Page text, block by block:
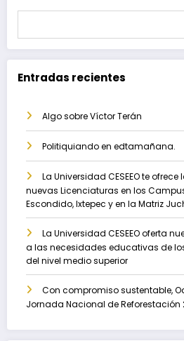
Entradas recientes
Algo sobre Víctor Terán
Politiquiando en edtamañana.
La Universidad CESEEO te
nuevas Licenciaturas en los
Escondido, Ixtepec y en la Matriz
La Universidad CESEEO oferta
a las necesidades educativas de
del nivel medio superior
Con compromiso sustentable,
Jornada Nacional de Reforestación